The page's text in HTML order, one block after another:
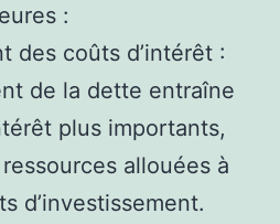
:
des coûts d’intérêt :
de la dette entraîne
plus importants,
allouées à
d’investissement.